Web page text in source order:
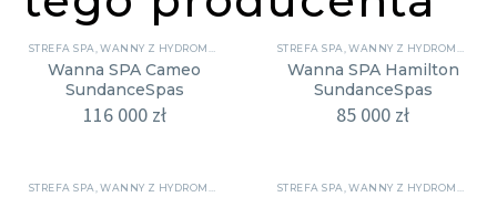
STREFA SPA ,WANNY Z HYDROMASAŻEM
Wanna SPA Cameo
SundanceSpas
116 000 zł
STREFA SPA ,WANNY Z HYDROMASAŻEM
Wanna SPA Hamilton
SundanceSpas
85 000 zł
STREFA SPA ,WANNY Z HYDROMASAŻEM STREFA SPA ,WANNY Z HYDROMASAŻEM